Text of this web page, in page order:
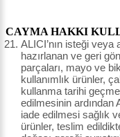
CAYMA HAKKI
ALICI’nın isteği
hazırlanan ve geri
parçaları, mayo ve
kullanımlık ürünler,
kullanma tarihi
edilmesinin ardından
iade edilmesi sağlık
ürünler, teslim